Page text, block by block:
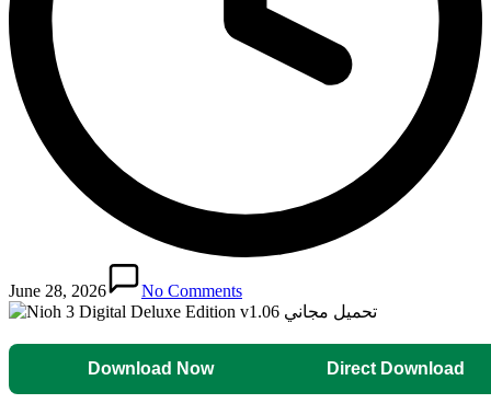
June 28, 2026 No Comments
Download Now Direct Download